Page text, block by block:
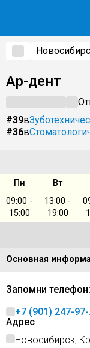
Ар-дент
#39в
#36в
Пн Вт
09:00 -
15:00
13:00 -
19:00
Основная
Запомни телефон:
+7 (901) 247-97-
Адрес
Новосибирск,